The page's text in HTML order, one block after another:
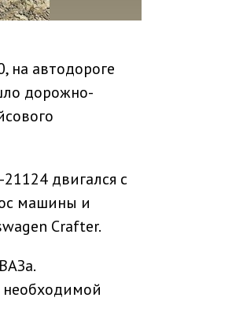
на автодороге
дорожно-
двигался с
машины и
Crafter.